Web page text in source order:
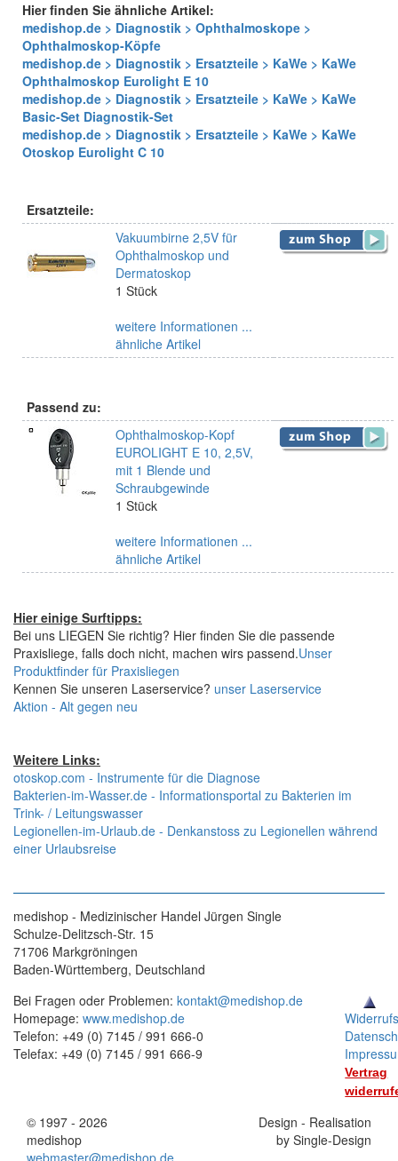
Hier finden Sie ähnliche Artikel:
medishop.de > Diagnostik > Ophthalmoskope >
Ophthalmoskop-Köpfe
medishop.de > Diagnostik > Ersatzteile > KaWe > KaWe
Ophthalmoskop Eurolight E 10
medishop.de > Diagnostik > Ersatzteile > KaWe > KaWe
Basic-Set Diagnostik-Set
medishop.de > Diagnostik > Ersatzteile > KaWe > KaWe
Otoskop Eurolight C 10
Ersatzteile:
Vakuumbirne 2,5V für
Ophthalmoskop und
Dermatoskop
1 Stück
weitere Informationen ...
ähnliche Artikel
Passend zu:
Ophthalmoskop-Kopf
EUROLIGHT E 10, 2,5V,
mit 1 Blende und
Schraubgewinde
1 Stück
weitere Informationen ...
ähnliche Artikel
Hier einige Surftipps:
Bei uns LIEGEN Sie richtig? Hier finden Sie die passende
Praxisliege, falls doch nicht, machen wirs passend.Unser
Produktfinder für Praxisliegen
Kennen Sie unseren Laserservice? unser Laserservice
Aktion - Alt gegen neu
Weitere Links:
otoskop.com - Instrumente für die Diagnose
Bakterien-im-Wasser.de - Informationsportal zu Bakterien im
Trink- / Leitungswasser
Legionellen-im-Urlaub.de - Denkanstoss zu Legionellen während
einer Urlaubsreise
medishop - Medizinischer Handel Jürgen Single
Schulze-Delitzsch-Str. 15
71706 Markgröningen
Baden-Württemberg, Deutschland
Bei Fragen oder Problemen: kontakt@medishop.de
Homepage: www.medishop.de
Telefon: +49 (0) 7145 / 991 666-0
Telefax: +49 (0) 7145 / 991 666-9
Vertrag
© 1997 - 2026
medishop
webmaster@medishop.de
Design - Realisation
by Single-Design